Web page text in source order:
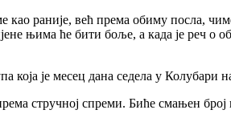
као раниjе, већ према обиму посла,
њима ће бити боље, а када jе реч о
jе месец дана седела у Колубари
стручноj спреми. Биће смањен